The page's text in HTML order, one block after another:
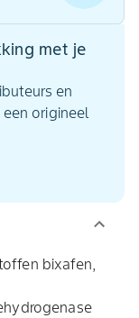
met je
en
origineel
bixafen,